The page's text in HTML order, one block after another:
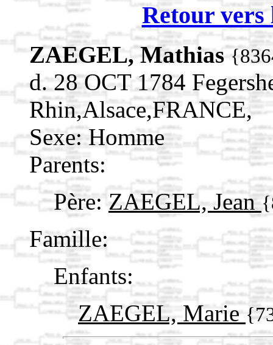
Retour vers
ZAEGEL, Mathias
d. 28 OCT 1784
Rhin,Alsace,FRANCE,
Sexe: Homme
Parents:
Père:ZAEGEL, Jean
Famille:
Enfants:
ZAEGEL, Marie